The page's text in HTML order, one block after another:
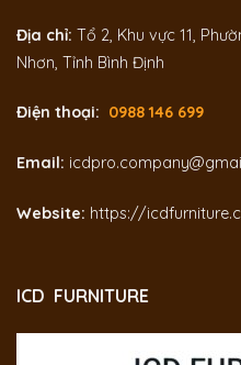
Địa chỉ: Tổ 2, Khu vực 11,
Nhơn, Tỉnh Bình Định
Điện thoại: 0988 146 699
Email:
Website: https://
ICD FURNITURE